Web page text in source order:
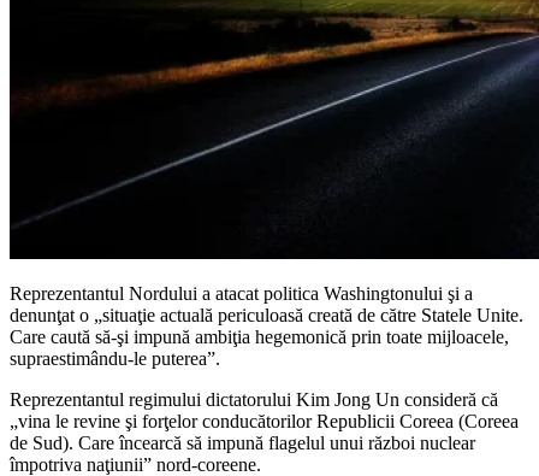
Reprezentantul Nordului a atacat politica Washingtonului şi a
denunţat o „situaţie actuală periculoasă creată de către Statele Unite.
Care caută să-şi impună ambiţia hegemonică prin toate mijloacele,
supraestimându-le puterea”.
Reprezentantul regimului dictatorului Kim Jong Un consideră că
„vina le revine şi forţelor conducătorilor Republicii Coreea (Coreea
de Sud). Care încearcă să impună flagelul unui război nuclear
împotriva naţiunii” nord-coreene.